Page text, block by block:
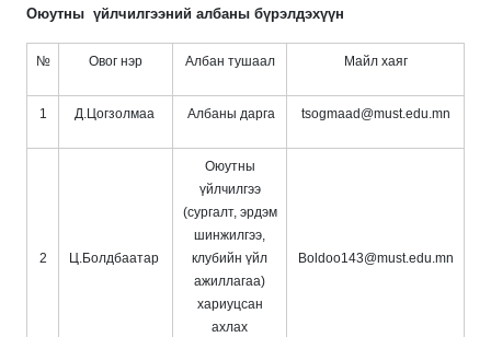
Оюутны үйлчилгээний албаны бүрэлдэхүүн
№ Овог нэр Албан тушаал Майл хаяг
1 Д.Цогзолмаа Албаны дарга tsogmaad@must.edu.mn
2 Ц.Болдбаатар
Оюутны
үйлчилгээ
(сургалт, эрдэм
шинжилгээ,
клубийн үйл
ажиллагаа)
хариуцсан
ахлах
Boldoo143@must.edu.mn